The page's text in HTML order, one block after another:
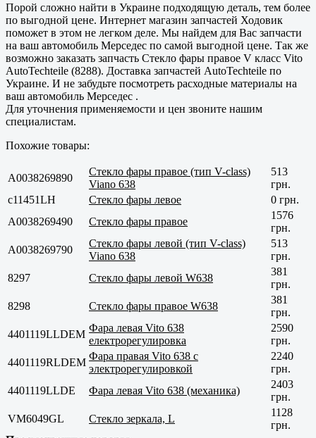
Порой сложно найти в Украине подходящую деталь, тем более
по выгодной цене. Интернет магазин запчастей Ходовик
поможет в этом не легком деле. Мы найдем для Вас запчасти
на ваш автомобиль Мерседес по самой выгодной цене. Так же
возможно заказать запчасть Стекло фары правое V класс Vito
AutoTechteile (8288). Доставка запчастей AutoTechteile по
Украине. И не забудьте посмотреть расходные материалы на
ваш автомобиль Мерседес .
Для уточнения применяемости и цен звоните нашим
специалистам.
Похожие товары:
A0038269890
Стекло фары правое (тип V-class)
Viano 638
513
грн.
с11451LH
Стекло фары левое
0 грн.
A0038269490
Стекло фары правое
1576
грн.
A0038269790
Стекло фары левой (тип V-class)
Viano 638
513
грн.
8297
Стекло фары левой W638
381
грн.
8298
Стекло фары правое W638
381
грн.
4401119LLDEM
Фара левая Vito 638
електрорегулировка
2590
грн.
4401119RLDEM
Фара правая Vito 638 с
электрорегулировкой
2240
грн.
4401119LLDE
Фара левая Vito 638 (механика)
2403
грн.
VM6049GL
Стекло зеркала, L
1128
грн.